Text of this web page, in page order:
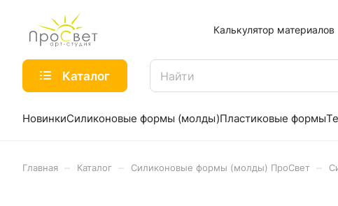
Калькулятор материалов
Каталог
НовинкиСиликоновые формы (молды)Пластиковые формы
Главная Каталог Силиконовые формы (молды) ПроСвет